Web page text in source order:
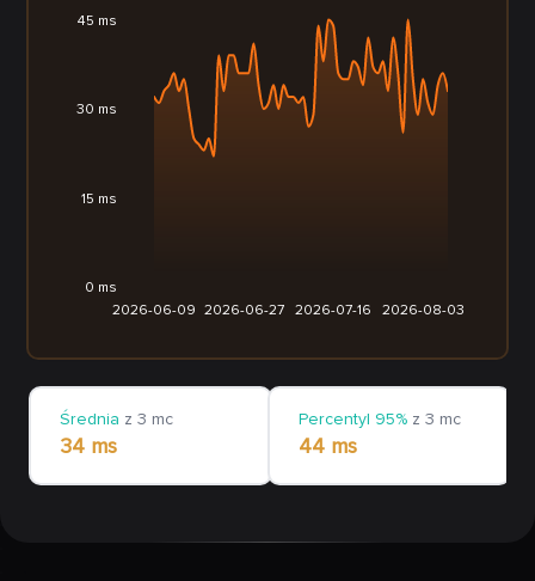
2026-06-09 2026-06-27 2026-07-16 2026-08-03
0 ms
15 ms
30 ms
45 ms
Średnia z 3 mc
34 ms
Percentyl 95% z 3 mc
44 ms